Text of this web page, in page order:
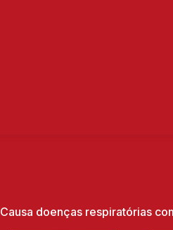
Causa doenças respiratórias